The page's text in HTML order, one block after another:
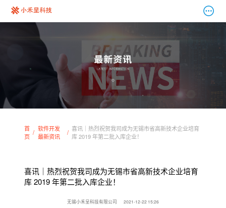
首
页
软件开发
最新资讯
喜讯｜热烈祝贺我司成为无锡市省高新技术企业培育
库 2019 年第二批入库企业！
喜讯｜热烈祝贺我司成为无锡市省高新技术企业培育
库 2019 年第二批入库企业！
无锡小禾呈科技有限公司 2021-12-22 15:26